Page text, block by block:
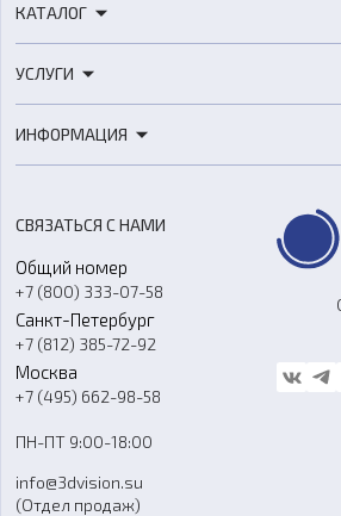
КАТАЛОГ
3D-сканеры
Расходные материалы
Оборудование и материалы для
Аксессуары и прочее оборудование
Программное обеспечение
УСЛУГИ
3D-моделирование
Ремонт и услуги
ИНФОРМАЦИЯ
О компании
Контакты
Гос. закупки
Стать дилером
Блог
FAQ
СВЯЗАТЬСЯ С НАМИ
Общий номер
+7 (800) 333-07-58
Санкт-Петербург
+7 (812) 385-72-92
Москва
+7 (495) 662-98-58
ПН-ПТ 9:00-18:00
info@3dvision.su
(Отдел продаж)